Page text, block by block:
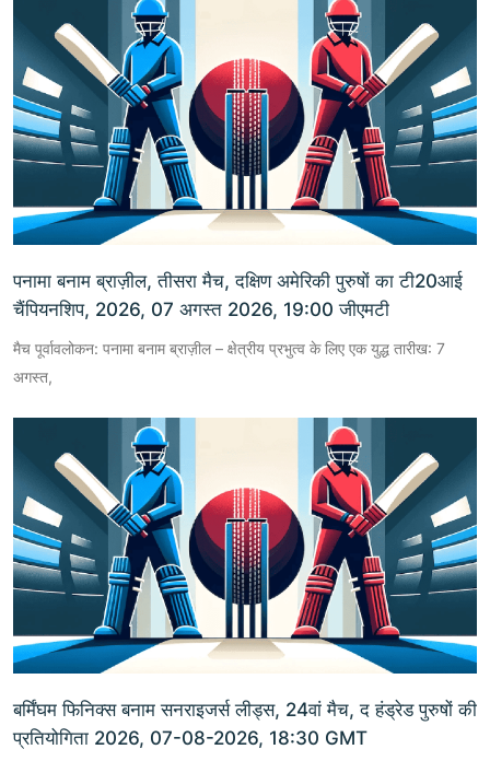
पनामा बनाम ब्राज़ील, तीसरा मैच, दक्षिण अमेरिकी पुरुषों का टी20आई
चैंपियनशिप, 2026, 07 अगस्त 2026, 19:00 जीएमटी
मैच पूर्वावलोकन: पनामा बनाम ब्राज़ील – क्षेत्रीय प्रभुत्व के लिए एक युद्ध तारीख: 7
अगस्त,
बर्मिंघम फिनिक्स बनाम सनराइजर्स लीड्स, 24वां मैच, द हंड्रेड पुरुषों की
प्रतियोगिता 2026, 07-08-2026, 18:30 GMT